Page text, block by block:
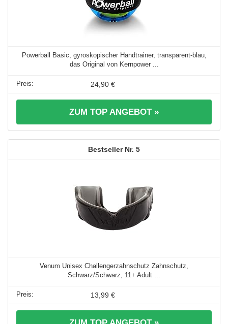
Powerball Basic, gyroskopischer Handtrainer, transparent-blau,
das Original von Kernpower ...
24,90 €
ZUM TOP ANGEBOT »
5
Venum Unisex Challengerzahnschutz Zahnschutz,
Schwarz/Schwarz, 11+ Adult ...
13,99 €